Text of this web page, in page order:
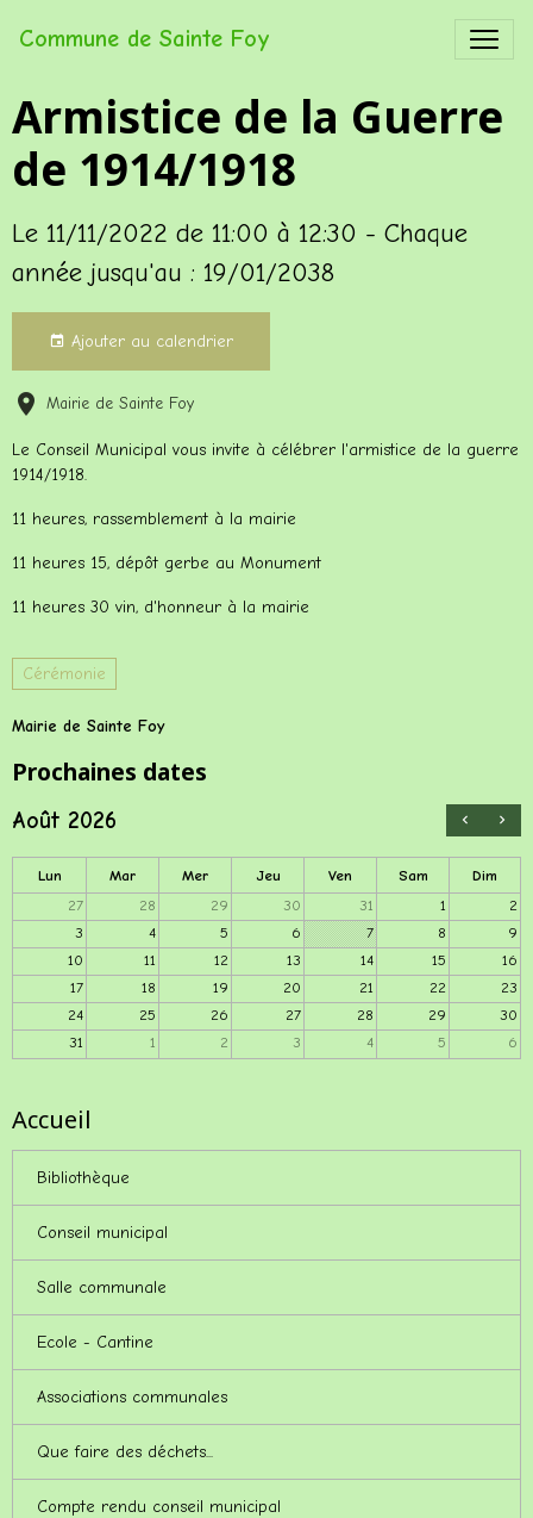
Commune de Sainte Foy
Armistice de la Guerre
de 1914/1918
Le 11/11/2022 de 11:00 à 12:30 - Chaque
année jusqu'au : 19/01/2038
Ajouter au calendrier
Mairie de Sainte Foy
Le Conseil Municipal vous invite à célébrer l'armistice de la guerre
1914/1918.
11 heures, rassemblement à la mairie
11 heures 15, dépôt gerbe au Monument
11 heures 30 vin, d'honneur à la mairie
Cérémonie
Mairie de Sainte Foy
Prochaines dates
Août 2026
Lun Mar Mer Jeu Ven Sam
Dim
27
28 29 30 31 1
2
3
4 5 6 7 8
9
10
11 12 13 14 15
16
17
18 19 20 21 22
23
24
25 26 27 28 29
30
31
1 2 3 4 5 6
Accueil
Bibliothèque
Conseil municipal
Salle communale
Ecole - Cantine
Associations communales
Que faire des déchets...
Compte rendu conseil municipal